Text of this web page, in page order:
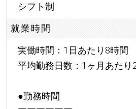
シフト制
就業時間
実働時間：1日あたり8時間
平均勤務日数：1ヶ月あたり
●勤務時間